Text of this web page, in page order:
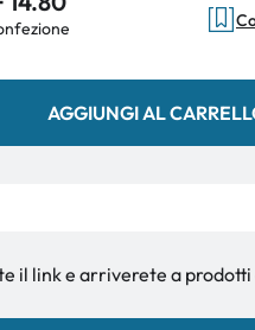
AGGIUNGI AL
il link e arriverete a